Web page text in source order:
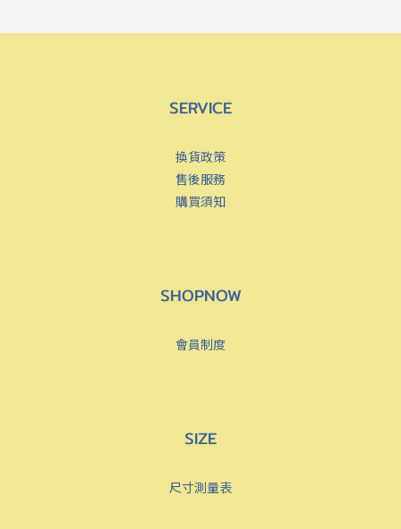
SERVICE
換貨政策
售後服務
購買須知
SHOPNOW
會員制度
SIZE
尺寸測量表